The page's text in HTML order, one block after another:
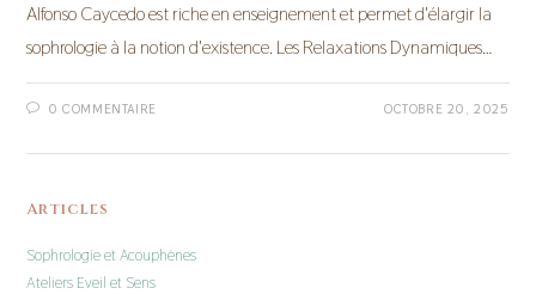
Alfonso Caycedo est riche en enseignement et permet d'élargir la
sophrologie à la notion d'existence. Les Relaxations Dynamiques…
0 COMMENTAIRE OCTOBRE 20, 2025
Articles
Sophrologie et Acouphènes
Ateliers Eveil et Sens